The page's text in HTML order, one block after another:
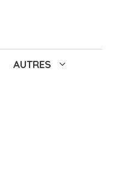
AUTRES